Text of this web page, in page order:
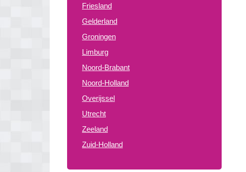
Friesland
Gelderland
Groningen
Limburg
Noord-Brabant
Noord-Holland
Overijssel
Utrecht
Zeeland
Zuid-Holland